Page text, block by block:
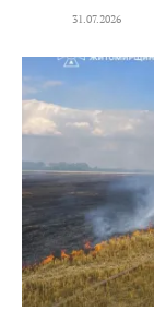
31.07.2026